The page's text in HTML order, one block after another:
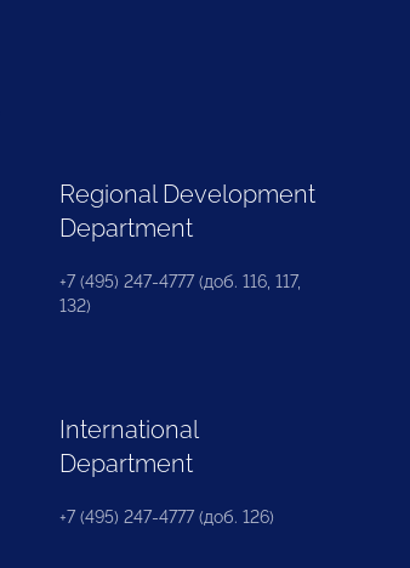
Regional Development
Department
+7 (495) 247-4777 (доб. 116, 117,
132)
International
Department
+7 (495) 247-4777 (доб. 126)